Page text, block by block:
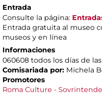
Entrada
Consulte la página:
Entrada gratuita al museo
museos y en línea
Informaciones
060608 todos los días de
Comisariada por: Michela
Promotores
Roma Culture -